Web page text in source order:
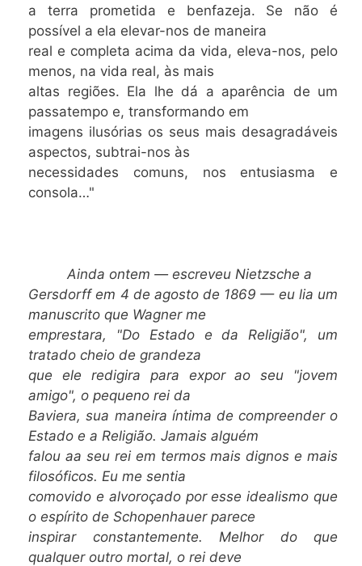
a terra prometida e benfazeja. Se não é
possível a ela elevar-nos de maneira
real e completa acima da vida, eleva-nos, pelo
menos, na vida real, às mais
altas regiões. Ela lhe dá a aparência de um
passatempo e, transformando em
imagens ilusórias os seus mais desagradáveis
aspectos, subtrai-nos às
necessidades comuns, nos entusiasma e
consola…"
Ainda ontem — escreveu Nietzsche a
Gersdorff em 4 de agosto de 1869 — eu lia um
manuscrito que Wagner me
emprestara, "Do Estado e da Religião", um
tratado cheio de grandeza
que ele redigira para expor ao seu "jovem
amigo", o pequeno rei da
Baviera, sua maneira íntima de compreender o
Estado e a Religião. Jamais alguém
falou aa seu rei em termos mais dignos e mais
filosóficos. Eu me sentia
comovido e alvoroçado por esse idealismo que
o espírito de Schopenhauer parece
inspirar constantemente. Melhor do que
qualquer outro mortal, o rei deve